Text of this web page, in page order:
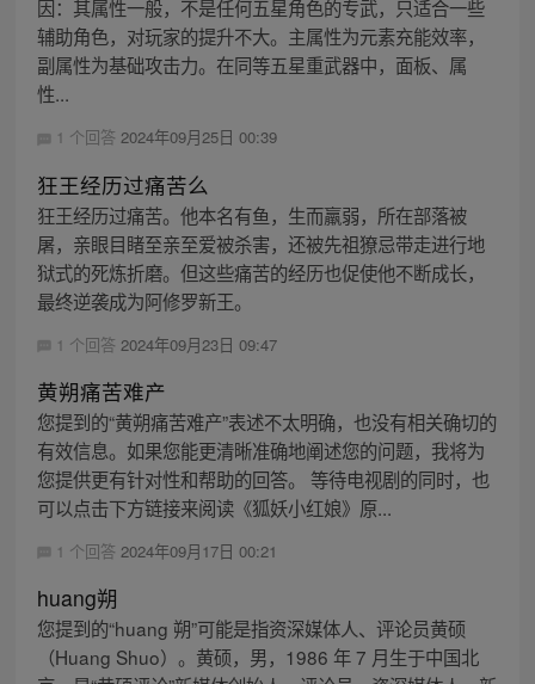
因：其属性一般，不是任何五星角色的专武，只适合一些
辅助角色，对玩家的提升不大。主属性为元素充能效率，
副属性为基础攻击力。在同等五星重武器中，面板、属
性...
1 个回答 2024年09月25日 00:39
狂王经历过痛苦么
狂王经历过痛苦。他本名有鱼，生而羸弱，所在部落被
屠，亲眼目睹至亲至爱被杀害，还被先祖獠忌带走进行地
狱式的死炼折磨。但这些痛苦的经历也促使他不断成长，
最终逆袭成为阿修罗新王。
1 个回答 2024年09月23日 09:47
黄朔痛苦难产
您提到的“黄朔痛苦难产”表述不太明确，也没有相关确切的
有效信息。如果您能更清晰准确地阐述您的问题，我将为
您提供更有针对性和帮助的回答。 等待电视剧的同时，也
可以点击下方链接来阅读《狐妖小红娘》原...
1 个回答 2024年09月17日 00:21
huang朔
您提到的“huang 朔”可能是指资深媒体人、评论员黄硕
（Huang Shuo）。黄硕，男，1986 年 7 月生于中国北